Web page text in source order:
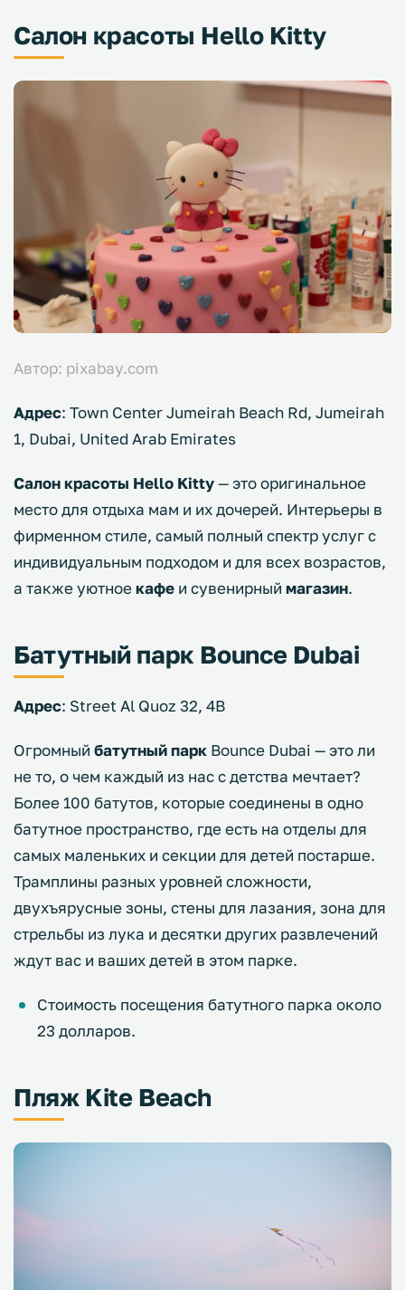
Салон красоты Hello Kitty
Автор: pixabay.com
Адрес: Town Center Jumeirah Beach Rd, Jumeirah
1, Dubai, United Arab Emirates
Салон красоты Hello Kitty— это оригинальное
место для отдыха мам и их дочерей. Интерьеры в
фирменном стиле, самый полный спектр услуг с
индивидуальным подходом и для всех возрастов,
а также уютное кафе и сувенирный магазин.
Батутный парк Bounce Dubai
Адрес: Street Al Quoz 32, 4B
Огромный батутный парк Bounce Dubai — это ли
не то, о чем каждый из нас с детства мечтает?
Более 100 батутов, которые соединены в одно
батутное пространство, где есть на отделы для
самых маленьких и секции для детей постарше.
Трамплины разных уровней сложности,
двухъярусные зоны, стены для лазания, зона для
стрельбы из лука и десятки других развлечений
ждут вас и ваших детей в этом парке.
Стоимость посещения батутного парка около
23 долларов.
Пляж Kite Beach